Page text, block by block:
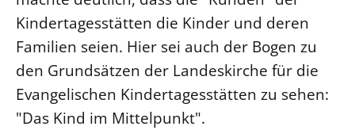
Kindertagesstätten die Kinder und deren
Familien seien. Hier sei auch der Bogen zu
den Grundsätzen der Landeskirche für die
Evangelischen Kindertagesstätten zu sehen:
"Das Kind im Mittelpunkt".
Fundraising
IT-Service
Corporate Design
Interventionsplan
Jahresgespräche